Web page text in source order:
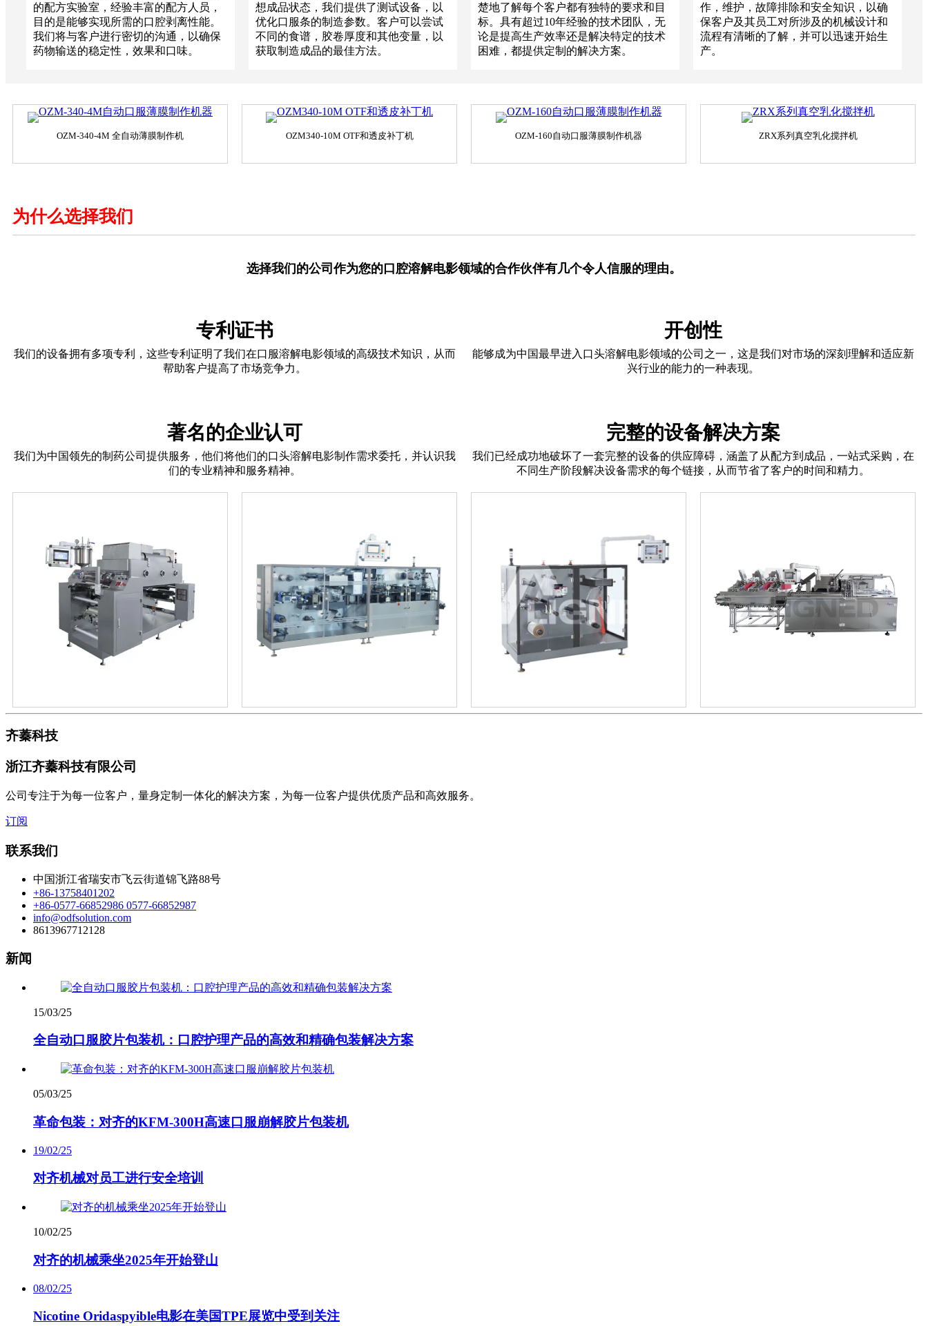
的配方实验室，经验丰富的配方人员，
目的是能够实现所需的口腔剥离性能。
我们将与客户进行密切的沟通，以确保
药物输送的稳定性，效果和口味。
想成品状态，我们提供了测试设备，以
优化口服条的制造参数。客户可以尝试
不同的食谱，胶卷厚度和其他变量，以
获取制造成品的最佳方法。
楚地了解每个客户都有独特的要求和目
标。具有超过10年经验的技术团队，无
论是提高生产效率还是解决特定的技术
困难，都提供定制的解决方案。
作，维护，故障排除和安全知识，以确
保客户及其员工对所涉及的机械设计和
流程有清晰的了解，并可以迅速开始生
产。
OZM-340-4M 全自动薄膜制作机 OZM340-10M OTF和透皮补丁机 OZM-160自动口服薄膜制作机器 ZRX系列真空乳化搅拌机
为什么选择我们
选择我们的公司作为您的口腔溶解电影领域的合作伙伴有几个令人信服的理由。
专利证书
我们的设备拥有多项专利，这些专利证明了我们在口服溶解电影领域的高级技术知识，从而
帮助客户提高了市场竞争力。
开创性
能够成为中国最早进入口头溶解电影领域的公司之一，这是我们对市场的深刻理解和适应新
兴行业的能力的一种表现。
著名的企业认可
我们为中国领先的制药公司提供服务，他们将他们的口头溶解电影制作需求委托，并认识我
们的专业精神和服务精神。
完整的设备解决方案
我们已经成功地破坏了一套完整的设备的供应障碍，涵盖了从配方到成品，一站式采购，在
不同生产阶段解决设备需求的每个链接，从而节省了客户的时间和精力。
齐蓁科技
浙江齐蓁科技有限公司
公司专注于为每一位客户，量身定制一体化的解决方案，为每一位客户提供优质产品和高效服务。
订阅
联系我们
中国浙江省瑞安市飞云街道锦飞路88号
+86-13758401202
+86-0577-66852986 0577-66852987
info@odfsolution.com
8613967712128
新闻
15/03/25
全自动口服胶片包装机：口腔护理产品的高效和精确包装解决方案
05/03/25
革命包装：对齐的KFM-300H高速口服崩解胶片包装机
19/02/25
对齐机械对员工进行安全培训
10/02/25
对齐的机械乘坐2025年开始登山
08/02/25
Nicotine Oridaspyible电影在美国TPE展览中受到关注